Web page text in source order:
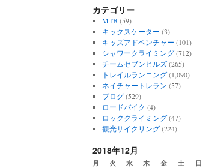
カテゴリー
MTB (59)
キックスケーター (3)
キッズアドベンチャー (101)
シャワークライミング(712)
チームセブンヒルズ(265)
トレイルランニング(1,090)
ネイチャートレラン (57)
ブログ(529)
ロードバイク (4)
ロッククライミング(47)
観光サイクリング(224)
2018年12月
月 火 水 木 金 土 日